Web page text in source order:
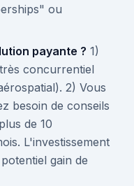
ou
payante ? 1)
concurrentiel
2) Vous
besoin de conseils
de 10
L'investissement
gain de